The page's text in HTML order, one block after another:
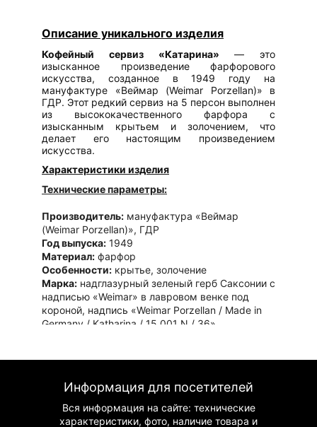
Описание уникального изделия
Кофейный сервиз «Катарина» — это
изысканное произведение фарфорового
искусства, созданное в 1949 году на
мануфактуре «Веймар (Weimar Porzellan)» в
ГДР. Этот редкий сервиз на 5 персон выполнен
из высококачественного фарфора с
изысканным крытьем и золочением, что
делает его настоящим произведением
искусства.
Характеристики изделия
Технические параметры:
Производитель: мануфактура «Веймар
(Weimar Porzellan)», ГДР
Год выпуска: 1949
Материал: фарфор
Особенности: крытье, золочение
Марка: надглазурный зеленый герб Саксонии с
надписью «Weimar» в лавровом венке под
короной, надпись «Weimar Porzellan / Made in
Germany / Katharina / 15 001 N / 36»
Художественные особенности
Изысканное крытьес золотыми элементами
Тонкую ручную роспись
Информация для посетителей
Вся информация на сайте: технические
характеристики, фото, наличие товара и